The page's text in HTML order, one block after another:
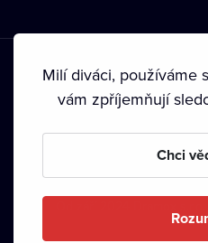
Podmínky používání •
•
Milí diváci, používáme
vám zpříjemňují
Chci